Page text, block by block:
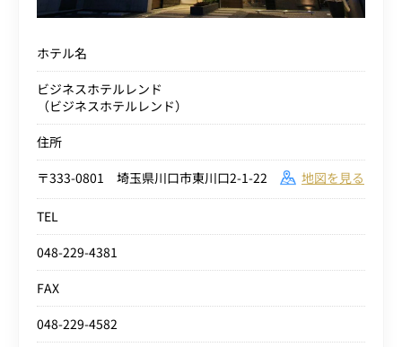
ホテル名
ビジネスホテルレンド
（ビジネスホテルレンド）
住所
〒333-0801 埼玉県川口市東川口2-1-22
地図を見る
TEL
048-229-4381
FAX
048-229-4582